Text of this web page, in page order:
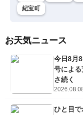
紀宝町
お天気ニュース
今日8月
号によ
さ続く
ひと目